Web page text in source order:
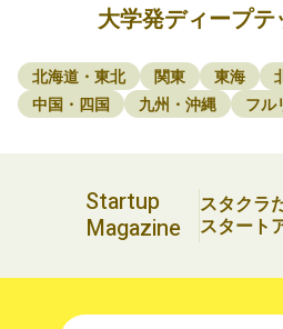
大学発ディープテ
北海道・東北 関東 東海
中国・四国
九州・沖縄 フル
Startup
Magazine
スタクラ
スタート